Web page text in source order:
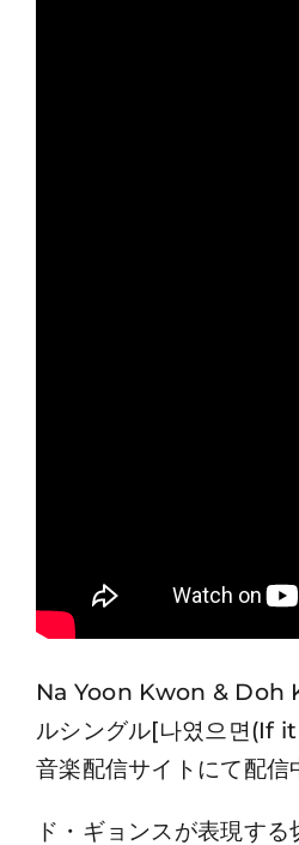
Na Yoon Kwon & Doh
ルシングル[나였으면(If
音楽配信サイトにて配信
ド・ギョンスが表現す